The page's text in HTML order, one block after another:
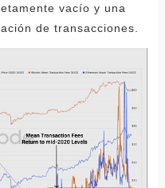
vacío y una
de transacciones.